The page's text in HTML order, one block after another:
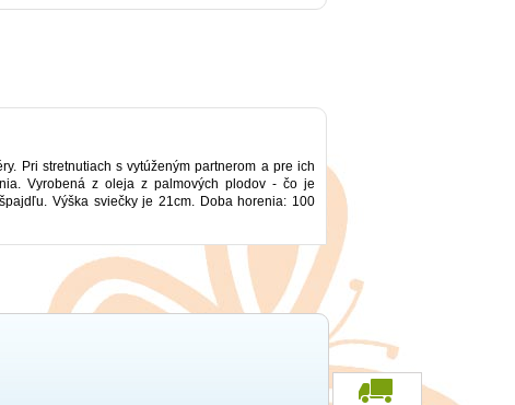
Pri stretnutiach s vytúženým partnerom a pre ich
Vyrobená z oleja z palmových plodov - čo je
Výška sviečky je 21cm. Doba horenia: 100